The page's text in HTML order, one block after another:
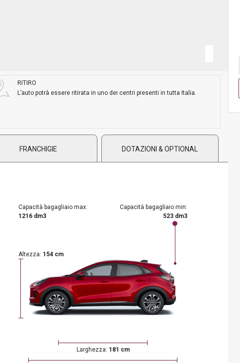
RITIRO
L’auto potrà essere ritirata in uno dei centri presenti in tutta Italia.
FRANCHIGIE DOTAZIONI & OPTIONAL
Capacità bagagliaio max:
1216 dm3
Capacità bagagliaio min:
523 dm3
Altezza: 154 cm
Larghezza: 181 cm